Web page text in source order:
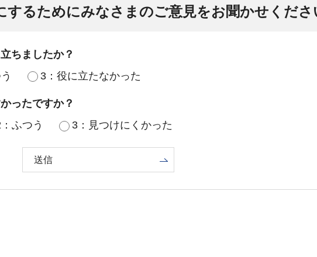
するためにみなさまのご意見をお聞かせくださ
ちましたか？
3：役に立たなかった
ったですか？
ふつう 3：見つけにくかった